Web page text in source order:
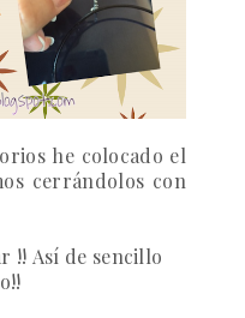
he colocado el
cerrándolos con
!! Así de sencillo